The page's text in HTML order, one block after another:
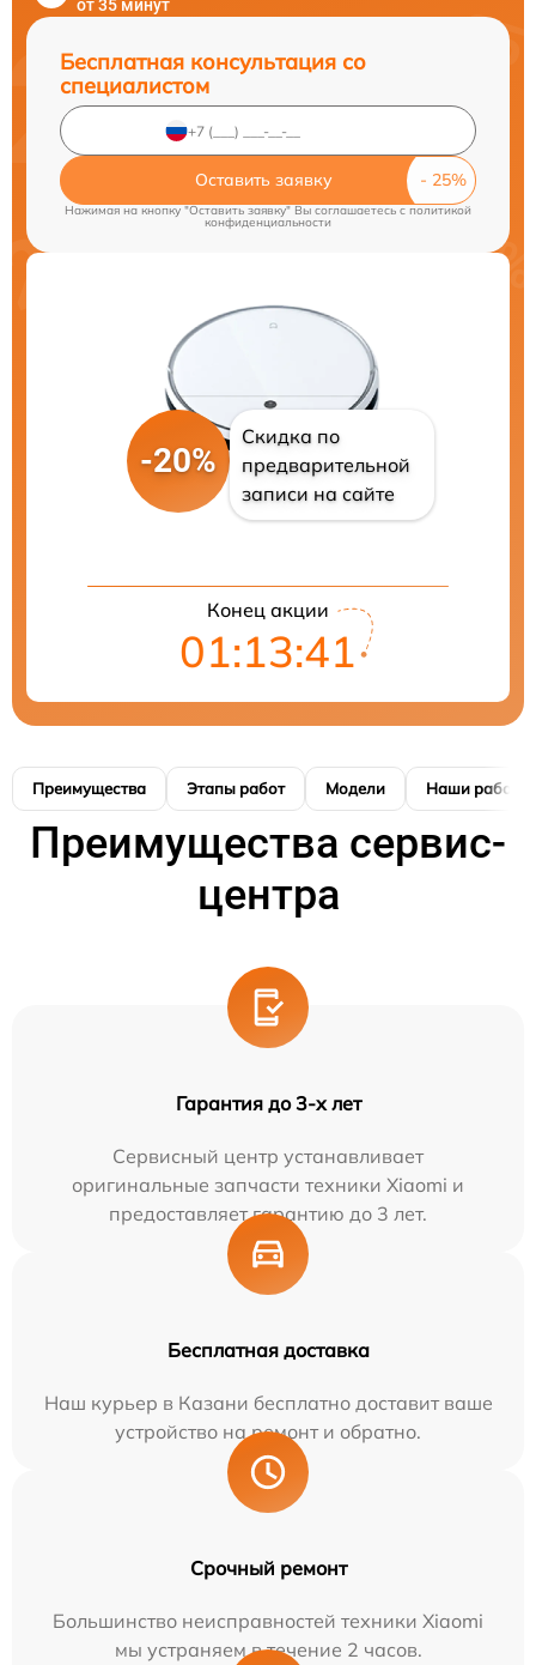
от 35 минут
Бесплатная консультация со
специалистом
Оставить заявку
Нажимая на кнопку "Оставить заявку" Вы соглашаетесь cполитикой
конфиденциальности
-20%
Скидка по
предварительной
записи на сайте
Конец акции
01:13:41
Преимущества Этапы работ Модели Наши работы
Преимущества сервис-
центра
Гарантия до 3-х лет
Сервисный центр устанавливает
оригинальные запчасти техники Xiaomi и
предоставляет гарантию до 3 лет.
Бесплатная доставка
Наш курьер в Казани бесплатно доставит ваше
устройство на ремонт и обратно.
Срочный ремонт
Большинство неисправностей техники Xiaomi
мы устраняем в течение 2 часов.